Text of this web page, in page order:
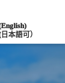
本語可）